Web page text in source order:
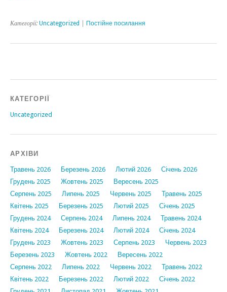
Категорії: Uncategorized Постійне посилання
КАТЕГОРІЇ
Uncategorized
АРХІВИ
Травень 2026 Березень 2026 Лютий 2026
Січень 2026
Грудень 2025
Жовтень 2025
Вересень 2025
Серпень 2025
Липень 2025 Червень 2025
Травень 2025
Квітень 2025
Березень 2025 Лютий 2025
Січень 2025
Грудень 2024
Серпень 2024 Липень 2024
Травень 2024
Квітень 2024
Березень 2024 Лютий 2024
Січень 2024
Грудень 2023
Жовтень 2023 Серпень 2023
Червень 2023
Березень 2023
Жовтень 2022
Вересень 2022
Серпень 2022
Липень 2022 Червень 2022
Травень 2022
Квітень 2022
Березень 2022 Лютий 2022
Січень 2022